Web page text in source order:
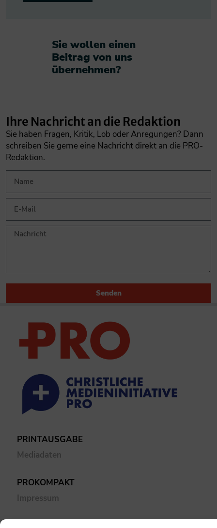
Sie wollen einen
Beitrag von uns
übernehmen?​
Ihre Nachricht an die Redaktion
Sie haben Fragen, Kritik, Lob oder Anregungen? Dann
schreiben Sie gerne eine Nachricht direkt an die PRO-
Redaktion.
Senden
PRINTAUSGABE
Mediadaten
PROKOMPAKT
Impressum